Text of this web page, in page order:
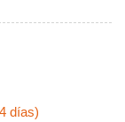
días)